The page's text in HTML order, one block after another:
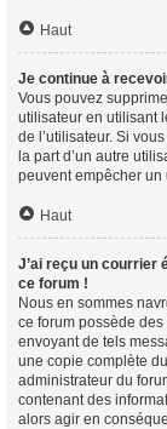
Haut
Je continue à
Vous pouvez
utilisateur en utilisant
de l’utilisateur. Si
la part d’un autre
peuvent empêcher un
Haut
J’ai reçu un courrier
ce forum !
Nous en sommes
ce forum possède
envoyant de tels
une copie complète
administrateur du
contenant des
alors agir en